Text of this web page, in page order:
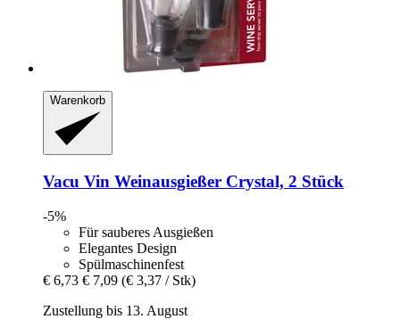
Warenkorb
Vacu Vin Weinausgießer Crystal, 2 Stück
-5%
Für sauberes Ausgießen
Elegantes Design
Spülmaschinenfest
€ 6,73 € 7,09 (€ 3,37 / Stk)
Zustellung bis 13. August